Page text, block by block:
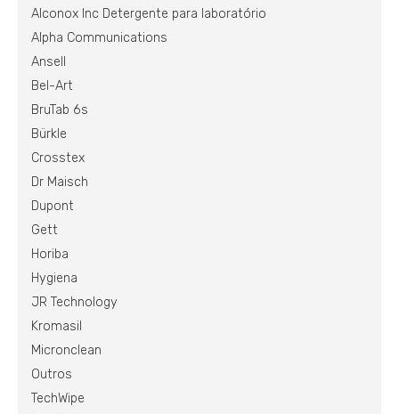
Alconox Inc Detergente para laboratório
Alpha Communications
Ansell
Bel-Art
BruTab 6s
Bürkle
Crosstex
Dr Maisch
Dupont
Gett
Horiba
Hygiena
JR Technology
Kromasil
Micronclean
Outros
TechWipe